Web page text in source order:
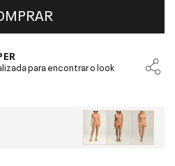
para encontrar o look